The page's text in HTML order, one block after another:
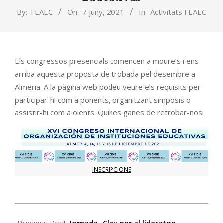
By: FEAEC On: 7 juny, 2021 In: Activitats FEAEC
Els congressos presencials comencen a moure’s i ens
arriba aquesta proposta de trobada pel desembre a
Almeria. A la pàgina web podeu veure els requisits per
participar-hi com a ponents, organitzant simposis o
assistir-hi com a oients. Quines ganes de retrobar-nos!
INSCRIPCIONS